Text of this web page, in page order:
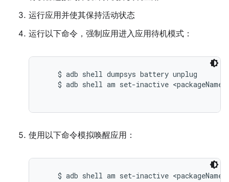
运行应用并使其保持活动状态
运行以下命令，强制应用进入应用待机模式：
    $ adb shell dumpsys battery unplug
$ adb shell am set-inactive <packageName>
使用以下命令模拟唤醒应用：
$ adb shell am set-inactive <packageName>